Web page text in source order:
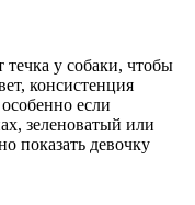
у собаки, чтобы
консистенция
если
зеленоватый или
показать девочку